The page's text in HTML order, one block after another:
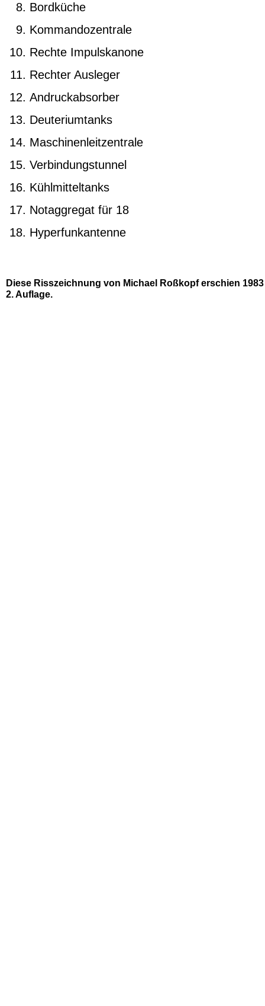
Bordküche
Kommandozentrale
Rechte Impulskanone
Rechter Ausleger
Andruckabsorber
Deuteriumtanks
Maschinenleitzentrale
Verbindungstunnel
Kühlmitteltanks
Notaggregat für 18
Hyperfunkantenne
Diese Risszeichnung von Michael Roßkopferschien 1983
2. Auflage.